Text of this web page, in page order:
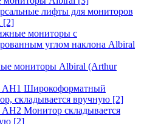
лифты для мониторов
[2]
мониторы с
углом наклона Albiral
мониторы Albiral (Arthur
AH1 Широкоформатный
складывается вручную [2]
Монитор складывается
[2]